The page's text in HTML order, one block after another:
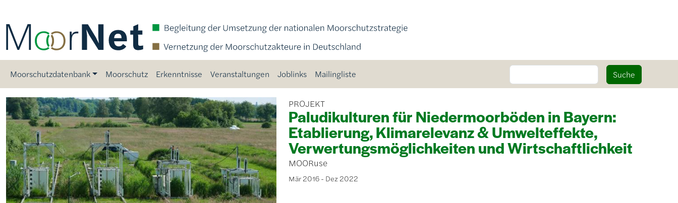
Main navigation
Moorschutzdatenbank Moorschutz Erkenntnisse Veranstaltungen Joblinks Mailingliste Suche Suche
Bild PROJEKT
Paludikulturen für Niedermoorböden in Bayern:
Etablierung, Klimarelevanz & Umwelteffekte,
Verwertungsmöglichkeiten und Wirtschaftlichkeit
MOORuse
Mär 2016 - Dez 2022